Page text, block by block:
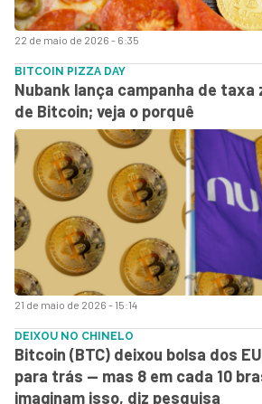
22 de maio de 2026 - 6:35
21 de maio de 2026 - 15:14
BITCOIN PIZZA DAY
Nubank lança campanha de taxa
de Bitcoin; veja o porquê
DEIXOU NO CHINELO
Bitcoin (BTC) deixou bolsa dos
para trás — mas 8 em cada 10
imaginam isso, diz pesquisa